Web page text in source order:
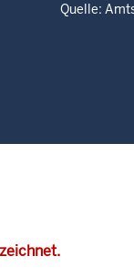
Quelle: